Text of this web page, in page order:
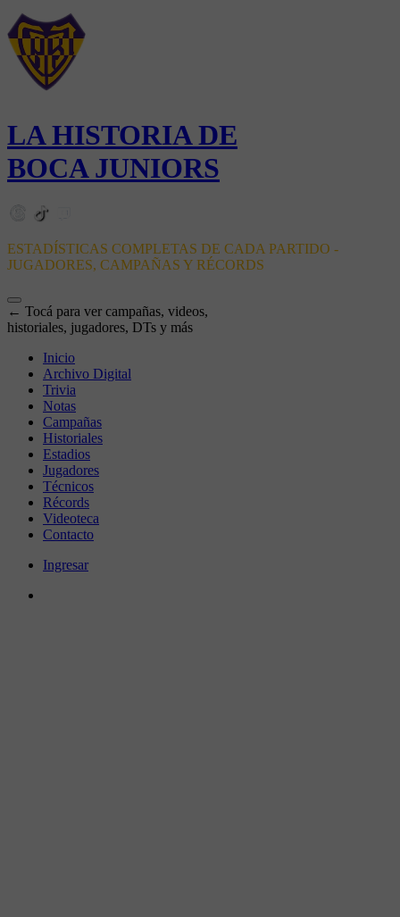
LA HISTORIA DE
BOCA JUNIORS
ESTADÍSTICAS COMPLETAS DE CADA PARTIDO -
JUGADORES, CAMPAÑAS Y RÉCORDS
← Tocá para ver campañas, videos,
historiales, jugadores, DTs y más
Inicio
Archivo Digital
Trivia
Notas
Campañas
Historiales
Estadios
Jugadores
Técnicos
Récords
Videoteca
Contacto
Ingresar